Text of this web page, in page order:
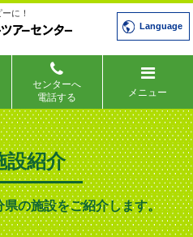
に！
Language
センターへ
電話する
メニュー
設紹介
の施設をご紹介します。